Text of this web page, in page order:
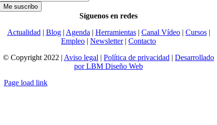
Síguenos en redes
Actualidad| Blog| Agenda| Herramientas| Canal Vídeo| Cursos|
Empleo | Newsletter| Contacto
© Copyright 2022 | Aviso legal | Política de privacidad | Desarrollado
por LBM Diseño Web
Page load link